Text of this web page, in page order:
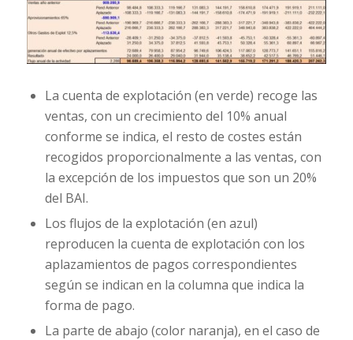
La cuenta de explotación (en verde) recoge las
ventas, con un crecimiento del 10% anual
conforme se indica, el resto de costes están
recogidos proporcionalmente a las ventas, con
la excepción de los impuestos que son un 20%
del BAI.
Los flujos de la explotación (en azul)
reproducen la cuenta de explotación con los
aplazamientos de pagos correspondientes
según se indican en la columna que indica la
forma de pago.
La parte de abajo (color naranja), en el caso de